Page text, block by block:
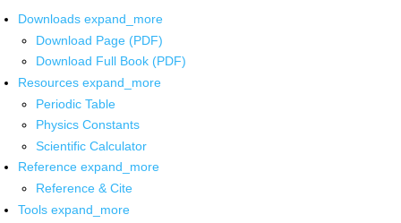
Downloads expand_more
Download Page (PDF)
Download Full Book (PDF)
Resources expand_more
Periodic Table
Physics Constants
Scientific Calculator
Reference expand_more
Reference & Cite
Tools expand_more